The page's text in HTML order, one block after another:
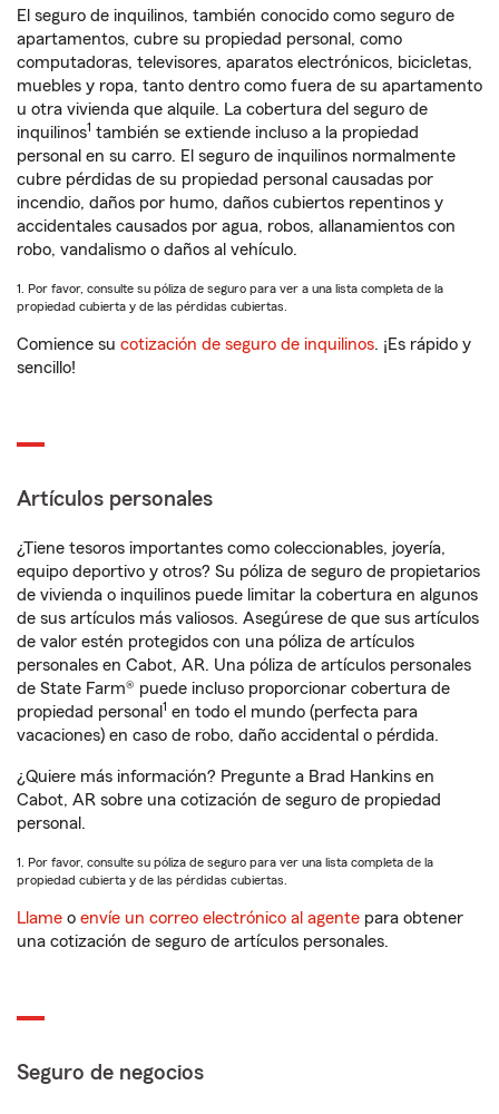
El seguro de inquilinos, también conocido como seguro de
apartamentos, cubre su propiedad personal, como
computadoras, televisores, aparatos electrónicos, bicicletas,
muebles y ropa, tanto dentro como fuera de su apartamento
u otra vivienda que alquile. La cobertura del seguro de
inquilinos1 también se extiende incluso a la propiedad
personal en su carro. El seguro de inquilinos normalmente
cubre pérdidas de su propiedad personal causadas por
incendio, daños por humo, daños cubiertos repentinos y
accidentales causados por agua, robos, allanamientos con
robo, vandalismo o daños al vehículo.
1. Por favor, consulte su póliza de seguro para ver a una lista completa de la
propiedad cubierta y de las pérdidas cubiertas.
Comience su cotización de seguro de inquilinos. ¡Es rápido y
sencillo!
Artículos personales
¿Tiene tesoros importantes como coleccionables, joyería,
equipo deportivo y otros? Su póliza de seguro de propietarios
de vivienda o inquilinos puede limitar la cobertura en algunos
de sus artículos más valiosos. Asegúrese de que sus artículos
de valor estén protegidos con una póliza de artículos
personales en Cabot, AR. Una póliza de artículos personales
de State Farm® puede incluso proporcionar cobertura de
propiedad personal 1 en todo el mundo (perfecta para
vacaciones) en caso de robo, daño accidental o pérdida.
¿Quiere más información? Pregunte a Brad Hankins en
Cabot, AR sobre una cotización de seguro de propiedad
personal.
1. Por favor, consulte su póliza de seguro para ver una lista completa de la
propiedad cubierta y de las pérdidas cubiertas.
Llame o envíe un correo electrónico al agente para obtener
una cotización de seguro de artículos personales.
Seguro de negocios